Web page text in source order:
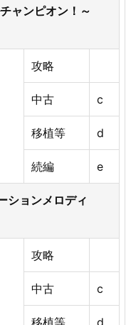
ャンピオン！～
攻略
中古 c
移植等 d
続編 e
ションメロディ
攻略
中古 c
移植等 d